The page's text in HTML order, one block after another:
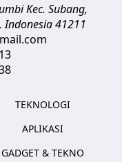
Kec. Subang,
,Indonesia41211
TEKNOLOGI
APLIKASI
GADGET & TEKNO